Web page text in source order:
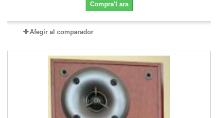
Compra'l ara
Afegir al comparador